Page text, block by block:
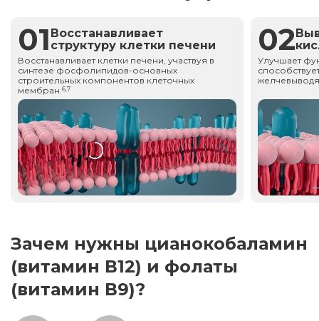
01 Восстанавливает
структуру клетки печени
Восстанавливает клетки печени, участвуя в
синтезе фосфолипидов-основных
строительных компонентов клеточных
мембран.6,7
02
Улучшает
Зачем нужны цианокобаламин
(витамин В12) и фолаты
(витамин В9)?